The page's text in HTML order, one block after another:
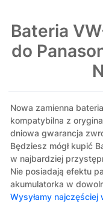
Bateria
do
Nowa zamienna
kompatybilna z
dniowa gwarancja
Będziesz mógł kupić
w najbardziej
Nie posiadają efektu
akumulatorka w
Wysyłamy